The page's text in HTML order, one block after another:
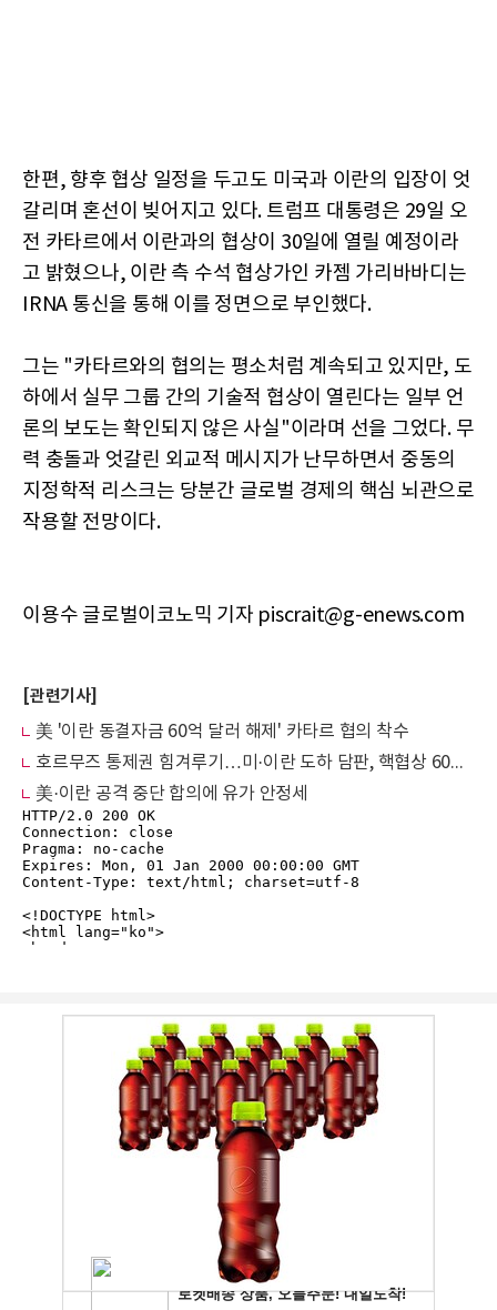
한편, 향후 협상 일정을 두고도 미국과 이란의 입장이 엇
갈리며 혼선이 빚어지고 있다. 트럼프 대통령은 29일 오
전 카타르에서 이란과의 협상이 30일에 열릴 예정이라
고 밝혔으나, 이란 측 수석 협상가인 카젬 가리바바디는
IRNA 통신을 통해 이를 정면으로 부인했다.
그는 "카타르와의 협의는 평소처럼 계속되고 있지만, 도
하에서 실무 그룹 간의 기술적 협상이 열린다는 일부 언
론의 보도는 확인되지 않은 사실"이라며 선을 그었다. 무
력 충돌과 엇갈린 외교적 메시지가 난무하면서 중동의
지정학적 리스크는 당분간 글로벌 경제의 핵심 뇌관으로
작용할 전망이다.
이용수 글로벌이코노믹 기자 piscrait@g-enews.com
[관련기사]
美 '이란 동결자금 60억 달러 해제' 카타르 협의 착수
호르무즈 통제권 힘겨루기…미·이란 도하 담판, 핵협상 60일 시계 멈추나
美·이란 공격 중단 합의에 유가 안정세